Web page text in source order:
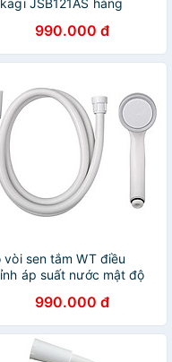
JSB121AS hàng
990.000 đ
vòi sen tắm WT điều
áp suất nước mật độ
chính hãng
990.000 đ